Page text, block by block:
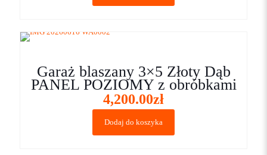
Garaż blaszany 3×5 Złoty Dąb
PANEL POZIOMY z obróbkami
4,200.00zł
Dodaj do koszyka